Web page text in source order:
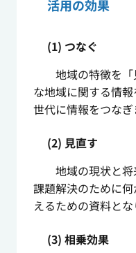
活用の効果
(1) つなぐ
地域の特徴を「
な地域に関する情
世代に情報をつなぎ
(2) 見直す
地域の現状と将
課題解決のために
えるための資料とな
(3) 相乗効果